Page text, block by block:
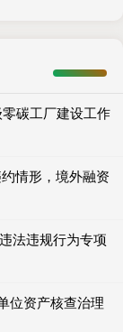
碳工厂建设工作
情形，境外融资
法违规行为专项
位资产核查治理